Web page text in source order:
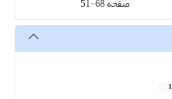
صفحه51-68